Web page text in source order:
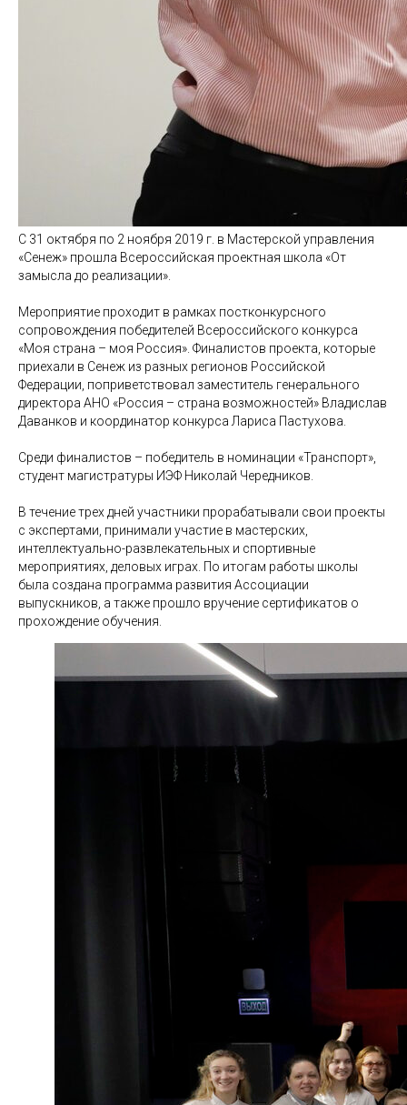
С 31 октября по 2 ноября 2019 г. в Мастерской управления
«Сенеж» прошла Всероссийская проектная школа «От
замысла до реализации».
Мероприятие проходит в рамках постконкурсного
сопровождения победителей Всероссийского конкурса
«Моя страна – моя Россия». Финалистов проекта, которые
приехали в Сенеж из разных регионов Российской
Федерации, поприветствовал заместитель генерального
директора АНО «Россия – страна возможностей» Владислав
Даванков и координатор конкурса Лариса Пастухова.
Среди финалистов – победитель в номинации «Транспорт»,
студент магистратуры ИЭФ Николай Чередников.
В течение трех дней участники прорабатывали свои проекты
с экспертами, принимали участие в мастерских,
интеллектуально-развлекательных и спортивные
мероприятиях, деловых играх. По итогам работы школы
была создана программа развития Ассоциации
выпускников, а также прошло вручение сертификатов о
прохождение обучения.